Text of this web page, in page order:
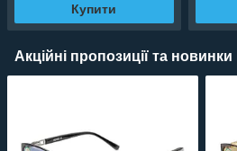
Купити
Акційні пропозиції та новинки